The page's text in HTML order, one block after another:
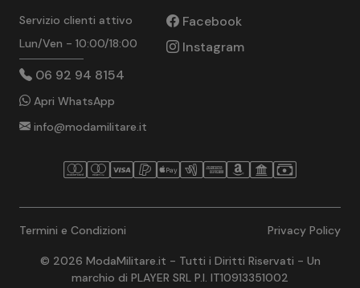
Servizio clienti attivo
Lun/Ven - 10:00/18:00
06 92 94 8154
Apri WhatsApp
info@modamilitare.it
Facebook
Instagram
Termini e Condizioni Privacy Policy
© 2026 ModaMilitare.it - Tutti i Diritti Riservati - Un
marchio di PLAYER SRL P.I. IT10913351002